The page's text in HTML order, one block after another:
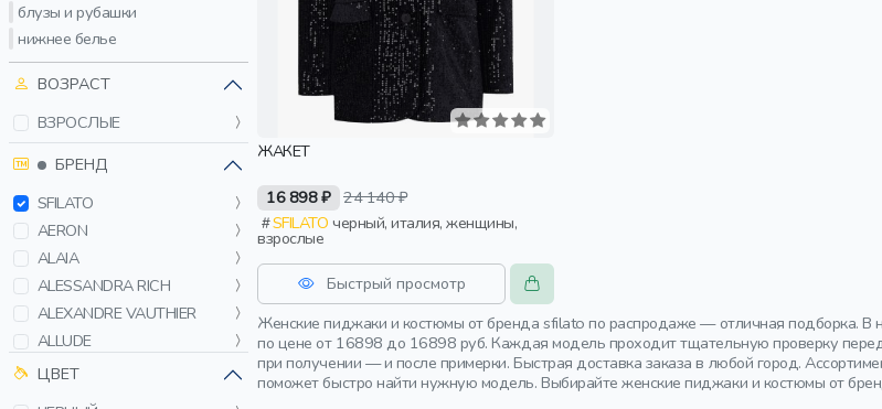
блузы и рубашки
нижнее белье
ВОЗРАСТ
ВЗРОСЛЫЕ
БРЕНД
SFILATO
AERON
ALAIA
ALESSANDRA RICH
ALEXANDRE VAUTHIER
ALLUDE
ANTONELLI FIRENZE
ЦВЕТ
ЖАКЕТ
16 898 ₽ 24 140 ₽
SFILATO
взрослые
Быстрый просмотр
Женские пиджаки и костюмы от бренда sfilato по распродаже — отличная подборка. В
по цене от 16898 до 16898 руб. Каждая модель проходит тщательную проверку
при получении — и после примерки. Быстрая доставка заказа в любой город.
поможет быстро найти нужную модель. Выбирайте женские пиджаки и костюмы от